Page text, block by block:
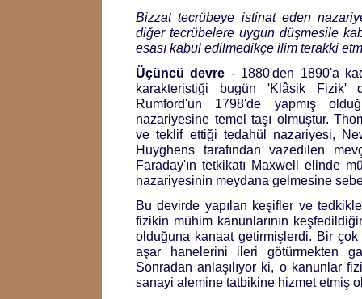
Bizzat tecrübeye istinat eden
diğer tecrübelere uygun düşmesile
esası kabul edilmedikçe ilim terakki
Üçüncü devre - 1880'den 1890'a
karakteristiği bugün 'Klâsik Fizik'
Rumford'un 1798'de yapmış
nazariyesine temel taşı olmuştur.
ve teklif ettiği tedahül nazariyesi,
Huyghens tarafından vazedilen
Faraday'ın tetkikatı Maxwell elinde
nazariyesinin meydana gelmesine
Bu devirde yapılan keşifler ve
fizikin mühim kanunlarının
olduğuna kanaat getirmişlerdi. Bir
aşar hanelerini ileri götürmekten
Sonradan anlaşılıyor ki, o kanunlar
sanayi alemine tatbikine hizmet etmiş